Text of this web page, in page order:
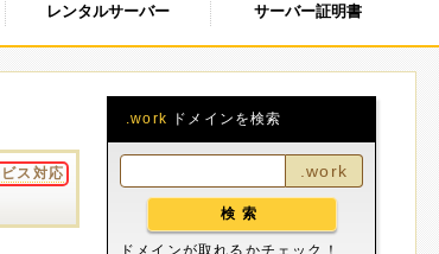
レンタルサーバー サーバー証明書
ス対応
.work ドメインを検索
.work
ドメインが取れるかチェック！